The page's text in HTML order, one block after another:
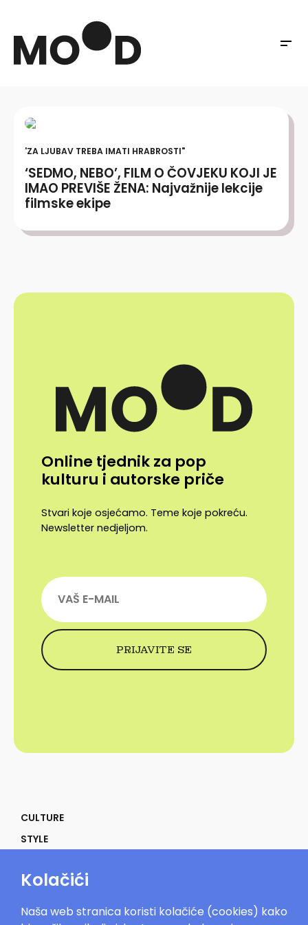
'ZA LJUBAV TREBA IMATI HRABROSTI"
‘SEDMO, NEBO’, FILM O ČOVJEKU KOJI JE
IMAO PREVIŠE ŽENA: Najvažnije lekcije
filmske ekipe
Online tjednik za pop
kulturu i autorske priče
Stvari koje osjećamo. Teme koje pokreću.
Newsletter nedjeljom.
CULTURE
STYLE
POWER
Kolačići
Naša web stranica koristi kolačiće (cookies) kako